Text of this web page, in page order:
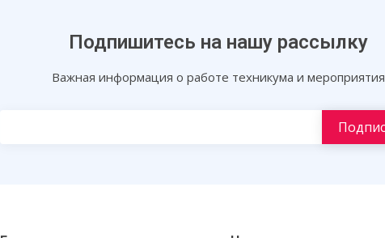
Подпишитесь на нашу рассылку
Важная информация о работе техникума и мероприятия